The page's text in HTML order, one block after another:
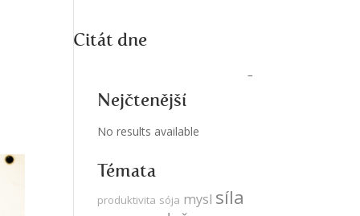
Citát dne
Nejčtenější
No results available
Témata
produktivita sója mysl síla